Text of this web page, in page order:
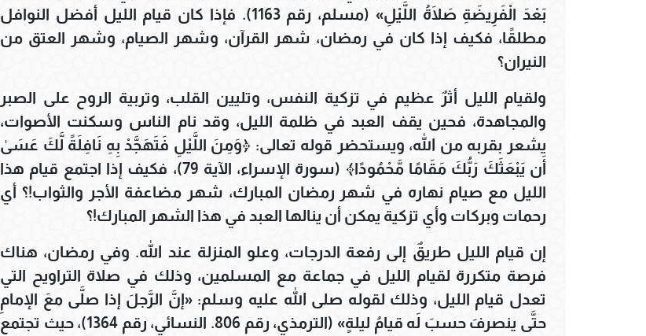
بَعْدَ الْفَرِيضَةِ صَلَاةُ اللَّيْلِ» (مسلم، رقم 1163). فإذا كان قيام الليل أفضل النوافل
مطلقًا، فكيف إذا كان في رمضان، شهر القرآن، وشهر الصيام، وشهر العتق من
النيران؟
ولقيام الليل أثرٌ عظيم في تزكية النفس، وتليين القلب، وتربية الروح على الصبر
والمجاهدة، فحين يقف العبد في ظلمة الليل، وقد نام الناس وسكنت الأصوات،
يشعر بقربه من الله، ويستحضر قوله تعالى: ﴿وَمِنَ اللَّيْلِ فَتَهَجَّدْ بِهِ نَافِلَةً لَّكَ عَسَىٰ
أَن يَبْعَثَكَ رَبُّكَ مَقَامًا مَّحْمُودًا﴾ (سورة الإسراء، الآية 79)، فكيف إذا اجتمع قيام هذا
الليل مع صيام نهاره في شهر رمضان المبارك، شهر مضاعفة الأجر والثواب!؟ أي
رحمات وبركات وأي تزكية يمكن أن ينالها العبد في هذا الشهر المبارك!؟
إن قيام الليل طريقٌ إلى رفعة الدرجات، وعلو المنزلة عند الله. وفي رمضان، هناك
فرصة متكررة لقيام الليل في جماعة مع المسلمين، وذلك في صلاة التراويح التي
تعدل قيام الليل، وذلك لقوله صلى الله عليه وسلم: «إنَّ الرَّجلَ إذا صلَّى معَ الإمامِ
حتَّى ينصرفَ حسبَ لَه قيامُ ليلةٍ» (الترمذي، رقم 806. النسائي، رقم 1364)، حيث تجتمع